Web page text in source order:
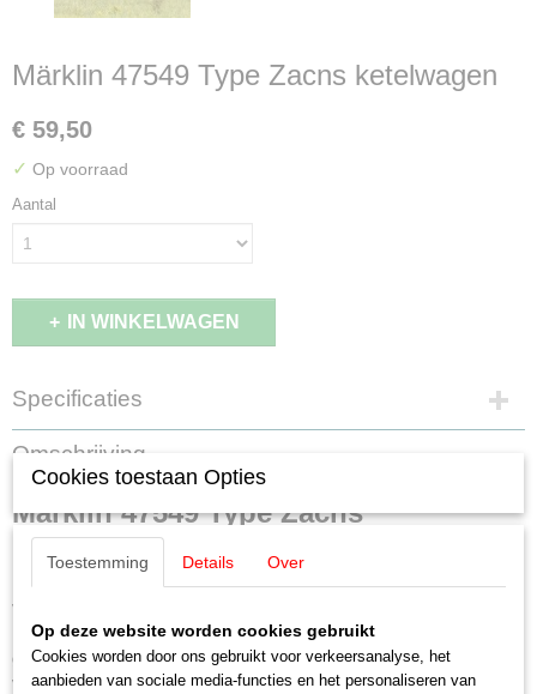
Märklin 47549 Type Zacns ketelwagen
€ 59,50
✓ Op voorraad
Aantal
IN WINKELWAGEN
Specificaties
EAN code
4001883475493
47549
H0 (1:87)
Nieuw
Omschrijving
Märklin 47549 Type Zacns
ketelwagen
Vier-assige ketelwagen type Zacns met een laadvermogen van 95 m3.
Privéwagen van Ermewa S.A.S., geregistreerd in Zweden. Kleur
grafietgrijs met extra opschriften van Green Cargo. Model in de uitvoering
vanaf 2013.
Cookies toestaan Opties
Toestemming Details Over
Op deze website worden cookies gebruikt
Cookies worden door ons gebruikt voor verkeersanalyse, het
aanbieden van sociale media-functies en het personaliseren van